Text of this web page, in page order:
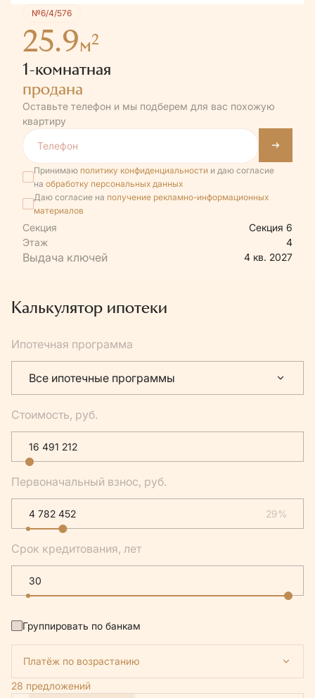
№6/4/576
25.9м2
1-комнатная
продана
Оставьте телефон и мы подберем для вас похожую
квартиру
Принимаю политику конфиденциальности и даю согласие
на обработку персональных данных
Даю согласие на получение рекламно-информационных
материалов
Секция
Секция 6
Этаж
4
4 кв. 2027
Калькулятор ипотеки
Ипотечная программа
Все ипотечные программы
Стоимость, руб.
Первоначальный взнос, руб.
29%
Срок кредитования, лет
Группировать по банкам
Платёж по возрастанию
28 предложений